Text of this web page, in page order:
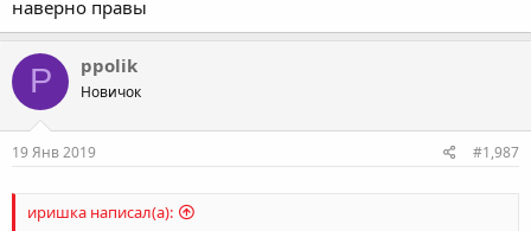
наверно правы
P ppolik
Новичок
19 Янв 2019 #1,987
иришка написал(а):